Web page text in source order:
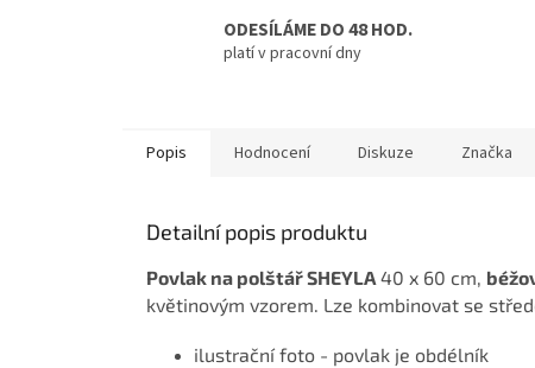
ODESÍLÁME DO 48 HOD.
platí v pracovní dny
Popis Hodnocení Diskuze Značka
Detailní popis produktu
Povlak na polštář SHEYLA 40 x 60 cm,
květinovým vzorem. Lze kombinovat se
ilustrační foto - povlak je obdélník